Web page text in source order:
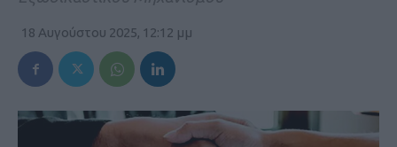
18 Αυγούστου 2025, 12:12 μμ